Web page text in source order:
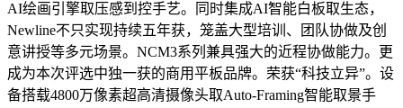
AI绘画引擎取压感到控手艺。同时集成AI智能白板取生态，
Newline不只实现持续五年获，笼盖大型培训、团队协做及创
意讲授等多元场景。NCM3系列兼具强大的近程协做能力。更
成为本次评选中独一获的商用平板品牌。荣获“科技立异”。设
备搭载4800万像素超高清摄像头取Auto-Framing智能取景手